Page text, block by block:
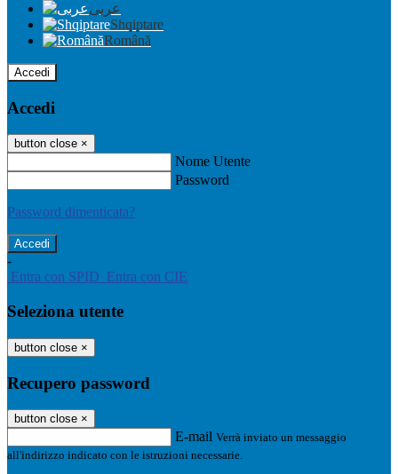
عربى
Shqiptare
Română
Accedi
Accedi
button close ×
Nome Utente
Password
Password dimenticata?
-
Entra con SPID Entra con CIE
Seleziona utente
button close ×
Recupero password
button close ×
E-mail Verrà inviato un messaggio
all'indirizzo indicato con le istruzioni necessarie.